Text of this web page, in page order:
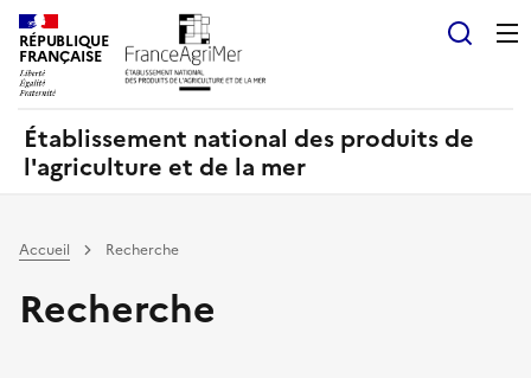
RÉPUBLIQUE
FRANÇAISE
Établissement national des produits de
l'agriculture et de la mer
Accueil Recherche
Recherche
Panneau de gestion des cookies